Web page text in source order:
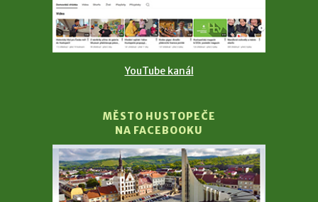
YouTube kanál
MĚSTO HUSTOPEČE
NA FACEBOOKU